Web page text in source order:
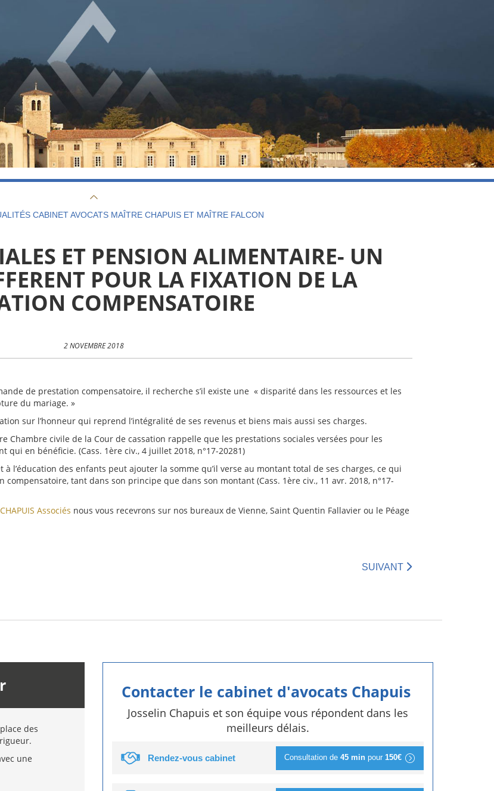
CABINET AVOCATS MAÎTRE CHAPUIS ET MAÎTRE FALCON
ET PENSION ALIMENTAIRE- UN
POUR LA FIXATION DE LA
COMPENSATOIRE
2 NOVEMBRE 2018
de prestation compensatoire, il recherche s’il existe une « disparité dans les ressources et les
du mariage. »
sur l’honneur qui reprend l’intégralité de ses revenus et biens mais aussi ses charges.
Chambre civile de la Cour de cassation rappelle que les prestations sociales versées pour les
en bénéficie. (Cass. 1ère civ., 4 juillet 2018, n°17-20281)
l’éducation des enfants peut ajouter la somme qu’il verse au montant total de ses charges, ce qui
tant dans son principe que dans son montant (Cass. 1ère civ., 11 avr. 2018, n°17-
Associés nous vous recevrons sur nos bureaux de Vienne, Saint Quentin Fallavier ou le Péage
SUIVANT
des
une
Contacter le cabinet d'avocats Chapuis
Josselin Chapuis et son équipe vous répondent dans les
meilleurs délais.
Rendez-vous cabinet Consultation de 45 minpour 150€